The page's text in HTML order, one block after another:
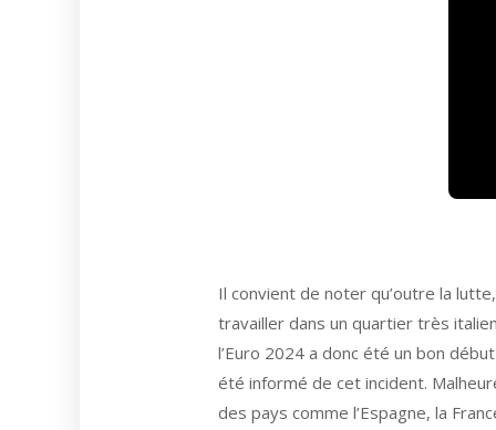
Il convient de noter qu’outre la
travailler dans un quartier très
l’Euro 2024 a donc été un bon
été informé de cet incident.
des pays comme l’Espagne, la